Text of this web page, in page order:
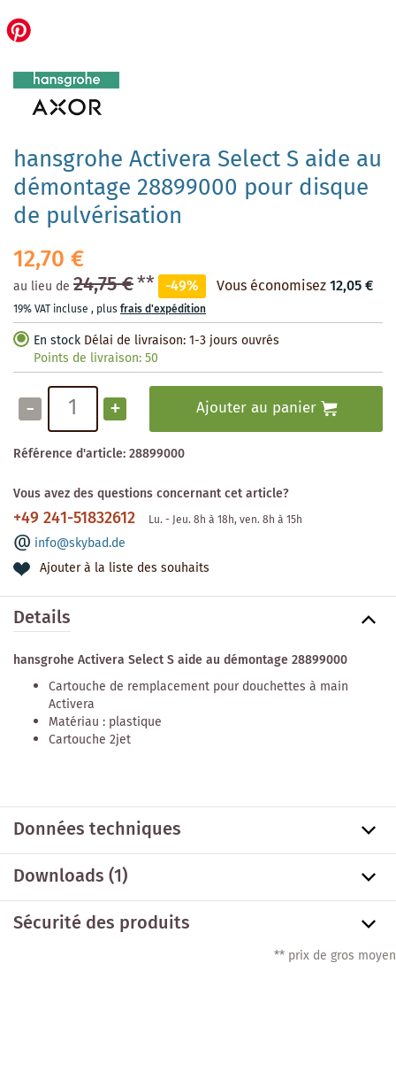
hansgrohe Activera Select S aide au
démontage 28899000 pour disque
de pulvérisation
12,70 €
au lieu de 24,75 €** -49% Vous économisez12,05 €
19% VAT incluse , plusfrais d'expédition
En stock Délai de livraison: 1-3 jours ouvrés
Points de livraison:50
- + Ajouter au panier
Référence d'article:28899000
Vous avez des questions concernant cet article?
+49 241-51832612 Lu. - Jeu. 8h à 18h, ven. 8h à 15h
info@skybad.de
Ajouter à la liste des souhaits
the
beginning
the
images
gallery
Details
hansgrohe Activera Select S aide au démontage 28899000
Cartouche de remplacement pour douchettes à main
Activera
Matériau : plastique
Cartouche 2jet
Données techniques
Downloads (1)
Sécurité des produits
** prix de gros moyen